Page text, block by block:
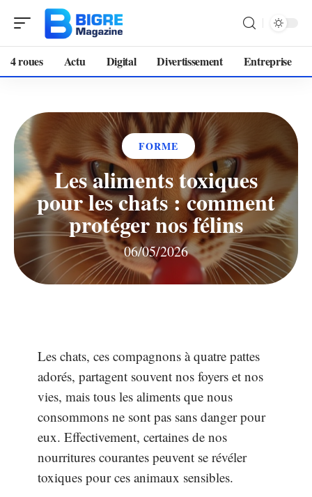
4 roues Actu Digital Divertissement Entreprise
FORME
Les aliments toxiques
pour les chats : comment
protéger nos félins
06/05/2026
Les chats, ces compagnons à quatre pattes
adorés, partagent souvent nos foyers et nos
vies, mais tous les aliments que nous
consommons ne sont pas sans danger pour
eux. Effectivement, certaines de nos
nourritures courantes peuvent se révéler
toxiques pour ces animaux sensibles.